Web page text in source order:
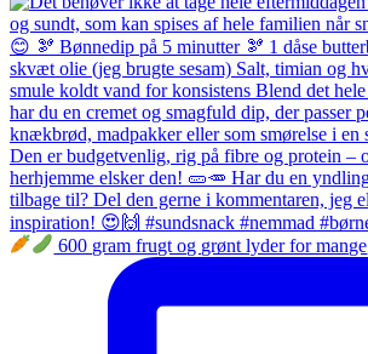
600 gram frugt og grønt lyder for mange